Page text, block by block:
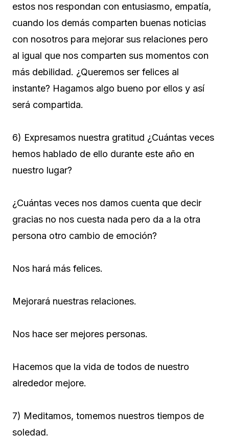
estos nos respondan con entusiasmo, empatía,
cuando los demás comparten buenas noticias
con nosotros para mejorar sus relaciones pero
al igual que nos comparten sus momentos con
más debilidad. ¿Queremos ser felices al
instante? Hagamos algo bueno por ellos y así
será compartida.
6) Expresamos nuestra gratitud ¿Cuántas veces
hemos hablado de ello durante este año en
nuestro lugar?
¿Cuántas veces nos damos cuenta que decir
gracias no nos cuesta nada pero da a la otra
persona otro cambio de emoción?
Nos hará más felices.
Mejorará nuestras relaciones.
Nos hace ser mejores personas.
Hacemos que la vida de todos de nuestro
alrededor mejore.
7) Meditamos, tomemos nuestros tiempos de
soledad.